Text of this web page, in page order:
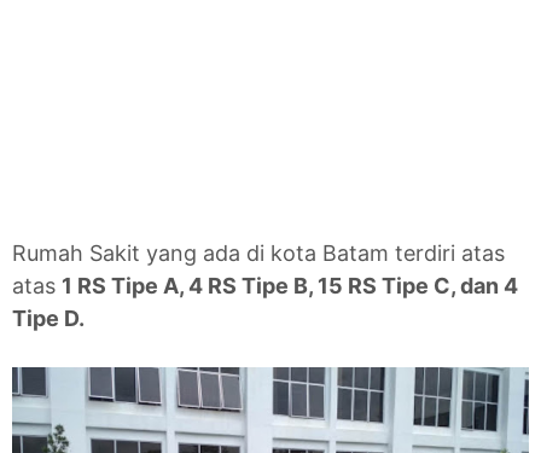
Rumah Sakit yang ada di kota Batam terdiri atas
atas 1 RS Tipe A, 4 RS Tipe B, 15 RS Tipe C, dan 4
Tipe D.